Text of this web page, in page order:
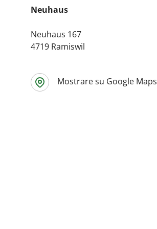
Neuhaus
Neuhaus 167
4719 Ramiswil
Mostrare su Google Maps